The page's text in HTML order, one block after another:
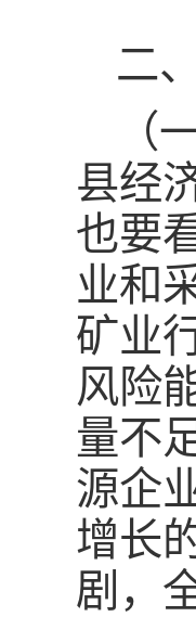
二
（
县经
也要
业和
矿业
风险
量不
源企
增长
剧，